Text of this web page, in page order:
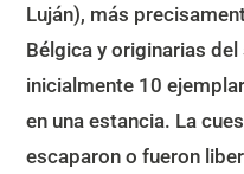
Luján), más
Bélgica y originarias
inicialmente 10
en una estancia. La
escaparon o fueron